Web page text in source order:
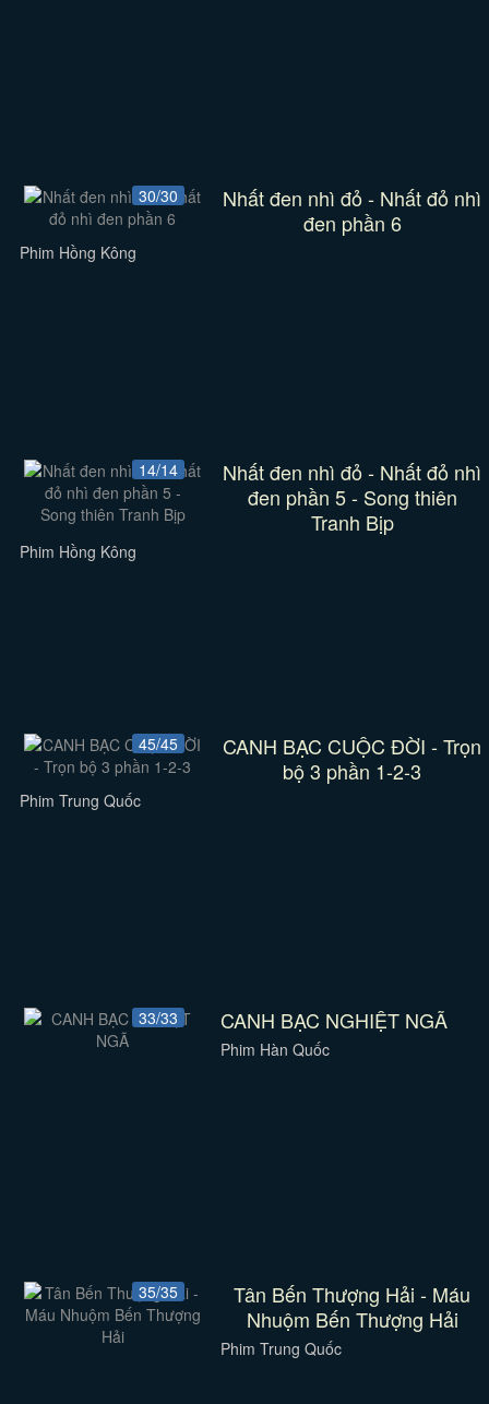
30/30
Nhất đen nhì đỏ - Nhất đỏ nhì
đen phần 6
Phim Hồng Kông
14/14
Nhất đen nhì đỏ - Nhất đỏ nhì
đen phần 5 - Song thiên
Tranh Bịp
Phim Hồng Kông
45/45
CANH BẠC CUỘC ĐỜI - Trọn
bộ 3 phần 1-2-3
Phim Trung Quốc
33/33 CANH BẠC NGHIỆT NGÃ
Phim Hàn Quốc
35/35
Tân Bến Thượng Hải - Máu
Nhuộm Bến Thượng Hải
Phim Trung Quốc